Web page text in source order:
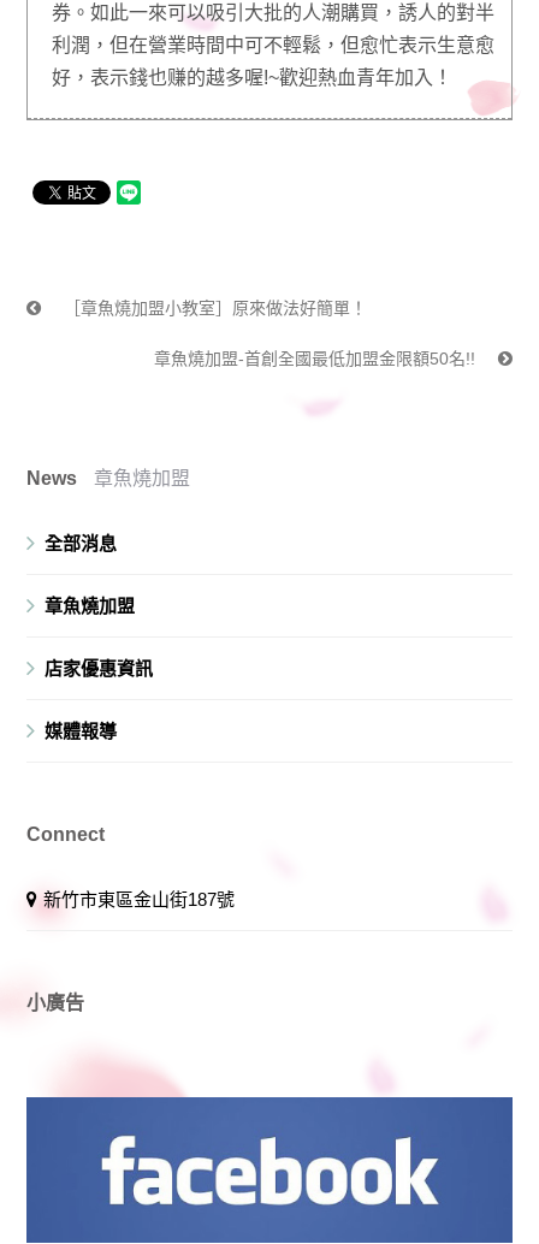
券。如此一來可以吸引大批的人潮購買，誘人的對半
利潤，但在營業時間中可不輕鬆，但愈忙表示生意愈
好，表示錢也赚的越多喔!~歡迎熱血青年加入！
［章魚燒加盟小教室］原來做法好簡單！
章魚燒加盟-首創全國最低加盟金限額50名!!
News 章魚燒加盟
全部消息
章魚燒加盟
店家優惠資訊
媒體報導
Connect
新竹市東區金山街187號
小廣告